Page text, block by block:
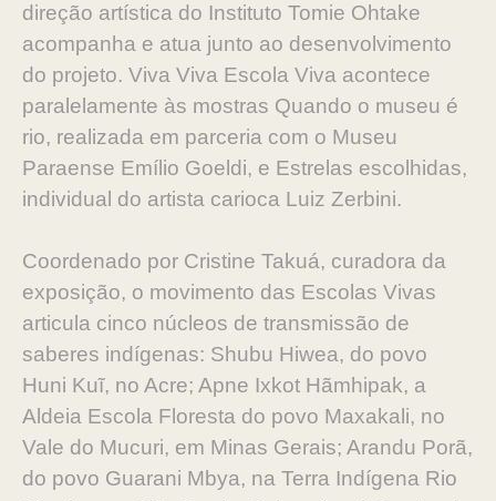
direção artística do Instituto Tomie Ohtake
acompanha e atua junto ao desenvolvimento
do projeto. Viva Viva Escola Viva acontece
paralelamente às mostras Quando o museu é
rio, realizada em parceria com o Museu
Paraense Emílio Goeldi, e Estrelas escolhidas,
individual do artista carioca Luiz Zerbini.
Coordenado por Cristine Takuá, curadora da
exposição, o movimento das Escolas Vivas
articula cinco núcleos de transmissão de
saberes indígenas: Shubu Hiwea, do povo
Huni Kuĩ, no Acre; Apne Ixkot Hãmhipak, a
Aldeia Escola Floresta do povo Maxakali, no
Vale do Mucuri, em Minas Gerais; Arandu Porã,
do povo Guarani Mbya, na Terra Indígena Rio